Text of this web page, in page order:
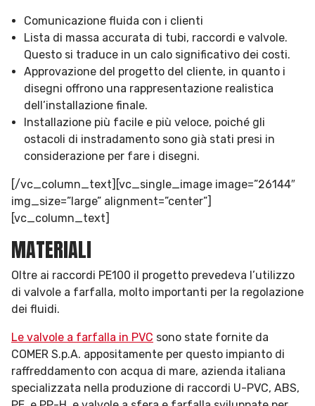
Comunicazione fluida con i clienti
Lista di massa accurata di tubi, raccordi e valvole.
Questo si traduce in un calo significativo dei costi.
Approvazione del progetto del cliente, in quanto i
disegni offrono una rappresentazione realistica
dell’installazione finale.
Installazione più facile e più veloce, poiché gli
ostacoli di instradamento sono già stati presi in
considerazione per fare i disegni.
[/vc_column_text][vc_single_image image=”26144″
img_size=”large” alignment=”center”]
[vc_column_text]
MATERIALI
Oltre ai raccordi PE100 il progetto prevedeva l’utilizzo
di valvole a farfalla, molto importanti per la regolazione
dei fluidi.
Le valvole a farfalla in PVC sono state fornite da
COMER S.p.A. appositamente per questo impianto di
raffreddamento con acqua di mare, azienda italiana
specializzata nella produzione di raccordi U-PVC, ABS,